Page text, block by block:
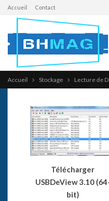
Accueil Contact
Accueil Stockage Lecture de
Télécharger
USBDeView 3.10
bit)